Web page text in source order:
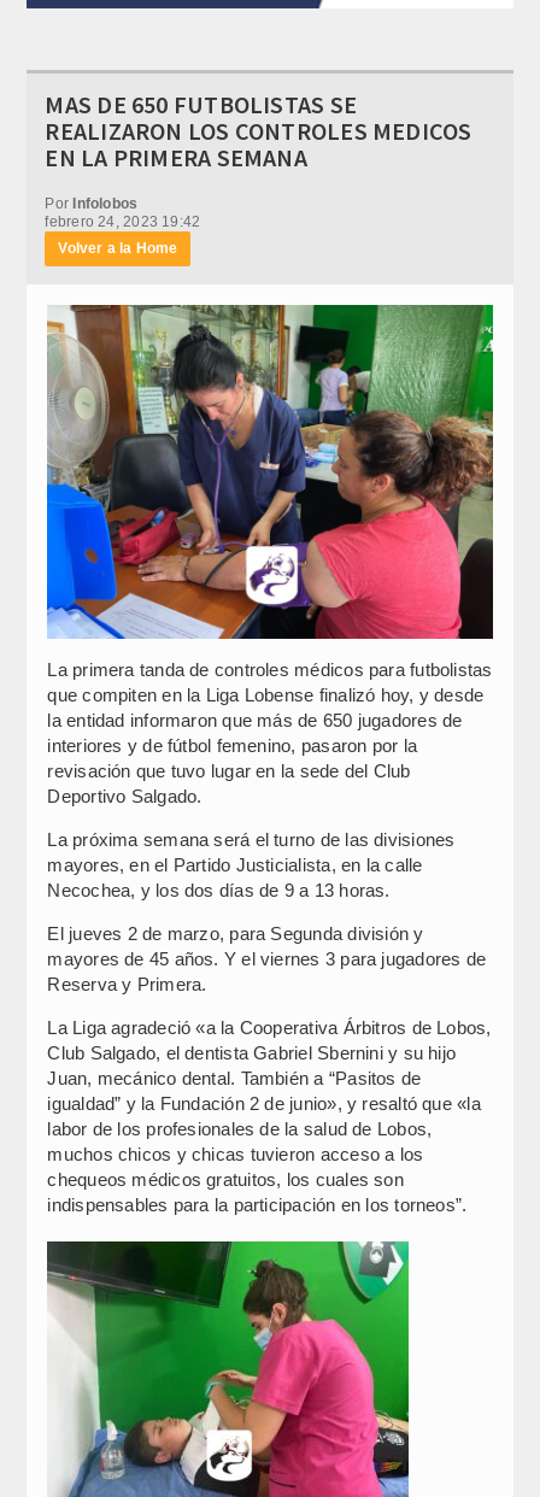
MAS DE 650 FUTBOLISTAS SE
REALIZARON LOS CONTROLES MEDICOS
EN LA PRIMERA SEMANA
PorInfolobos
febrero 24, 2023 19:42
Volver a la Home
La primera tanda de controles médicos para futbolistas
que compiten en la Liga Lobense finalizó hoy, y desde
la entidad informaron que más de 650 jugadores de
interiores y de fútbol femenino, pasaron por la
revisación que tuvo lugar en la sede del Club
Deportivo Salgado.
La próxima semana será el turno de las divisiones
mayores, en el Partido Justicialista, en la calle
Necochea, y los dos días de 9 a 13 horas.
El jueves 2 de marzo, para Segunda división y
mayores de 45 años. Y el viernes 3 para jugadores de
Reserva y Primera.
La Liga agradeció «a la Cooperativa Árbitros de Lobos,
Club Salgado, el dentista Gabriel Sbernini y su hijo
Juan, mecánico dental. También a “Pasitos de
igualdad” y la Fundación 2 de junio», y resaltó que «la
labor de los profesionales de la salud de Lobos,
muchos chicos y chicas tuvieron acceso a los
chequeos médicos gratuitos, los cuales son
indispensables para la participación en los torneos”.